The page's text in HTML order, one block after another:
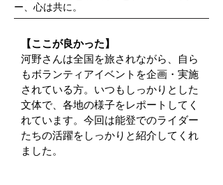
ー、心は共に。
【ここが良かった】
河野さんは全国を旅されながら、自ら
もボランティアイベントを企画・実施
されている方。いつもしっかりとした
文体で、各地の様子をレポートしてく
れています。今回は能登でのライダー
たちの活躍をしっかりと紹介してくれ
ました。